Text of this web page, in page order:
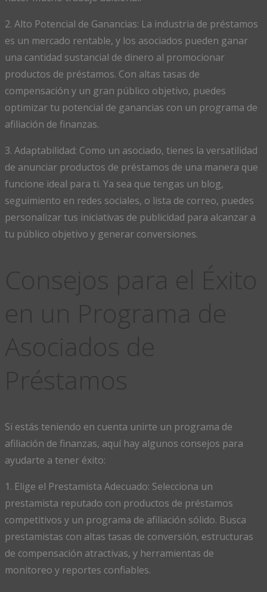
2. Alto Potencial de Ganancias: La industria de préstamos
es un mercado rentable, y los asociados pueden ganar
una cantidad sustancial de dinero al promocionar
productos de préstamos. Con altas tasas de
compensación y un gran público objetivo, puedes
optimizar tu potencial de ganancias con un programa de
afiliación de finanzas.
3. Adaptabilidad: Como un asociado, tienes la versatilidad
de anunciar productos de préstamos de una manera que
funcione ideal para ti. Ya sea que tengas un blog,
seguimiento en redes sociales, o lista de correo, puedes
personalizar tus iniciativas de publicidad para alcanzar a
tu público objetivo y generar conversiones.
Si estás teniendo en cuenta unirte un programa de
afiliación de finanzas, aquí hay algunos consejos para
ayudarte a tener éxito:
1. Elige el Prestamista Adecuado: Selecciona un
prestamista reputado con productos de préstamos
competitivos y un programa de afiliación sólido. Busca
prestamistas con altas tasas de conversión, estructuras
de compensación atractivas, y herramientas de
monitoreo y reportes confiables.